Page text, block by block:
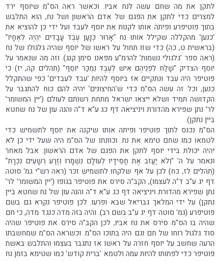
לתקן את מה שחם עשה לנח אביו. וכאשר ראה הס"מ שיוסף ירד
למצרים כדי לתקן את הפגם של אדם הראשון ושל נח, הוא התלבש
בתוך פוטיפרע ופיתה אותו לקנות את יוסף לעבד ועל ידי כן להוציא את
'כנען' מהקללה שקילל אותו נח "אָרוּר כְּנָעַן עֶבֶד עֲבָדִים יִהְיֶה לְאֶחָיו"
(בראשית ט, כה) כדי שזו תחול על ראשו של יוסף שהיה גלגולו של נח
(ראה ספר 'גלגולי נשמות' להרמ"ע מפאנו סימן קנג). וזה מה שנאמר על
יוסף הצדיק "שָׁלַח לִפְנֵיהֶם אִישׁ לְעֶבֶד נִמְכַּר יוֹסֵף" (תהלים קה, יז) כי
פוטיפר היה עבד ונתקיים אז ביוסף להיות 'עבד לעבדים' כפי שהתקלל
כנען, וכל זה עשה הס"מ כדי ש'החיצונים' יהיה להם כוח להתגבר על
הקדושה תמיד ושלא ייצאו ישראל מתחת רשותם לעולם ('יין המשומר'
לר' נתן שפירא מהדורת ויניציאה דף כג ע"א ד"ה והנה עון של נח שחטא
ביין נתקן).
הס"מ נכנס לתוך פוטיפר ופיתה אותו שיקנה את יוסף לתשמיש כדי
לטמאו כמו שחם טימא את נח. וכוונתו של הס"מ היה שעל ידי כן לא
יהיה יכולת בידי יוסף לתקן את הפגם של אדם הראשון. אבל מאחר
ונאמר על ה' "וְלֹא יַעֲזֹב אֶת חֲסִידָיו לְעוֹלָם נִשְׁמָרוּ וְזֶרַע רְשָׁעִים נִכְרָת"
(תהלים לז, כח) לכן על אף שלקחו לתשמיש זכר (ראה רש"י גמ' סוטה
דף יג ע"ב ד"ה לעצמו), הקב"ה סירס את פוטיפר בגופו ('יין המשומר' לר'
נתן שפירא מהדורת ויניציאה דף כג ע"א ד"ה והנה עון של נח שחטא ביין
נתקן) על ידי המלאך גבריאל שבא ופרעו. לכן פוטיפר נקרא גם בשם
פוטיפרע (גמ' סוטה דף יג ע"ב בשם רב). והיה בזה מדה כנגד מדה, כי חם
שהיה בו הס"מ סירס את נח אביו, לכן הקב"ה סירס את פוטיפר שהיה
סוד גלגול רוחו של חם וגם היה בתוכו הס"מ. וכשראה הס"מ שמחשבתו
הרעה שחשב על יוסף חזרה על ראשו אז נתגבר בעצמו והתלבש באשת
פוטיפר כדי לפתותו להיות עמה ולטמא 'ברית קודש' כמו שטימא בזמן נח